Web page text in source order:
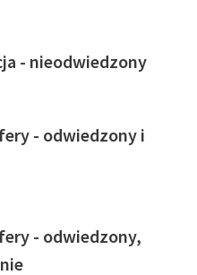
- nieodwiedzony
- odwiedzony i
- odwiedzony,